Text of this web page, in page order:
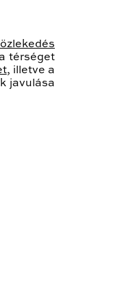
térséget
, illetve a
javulása